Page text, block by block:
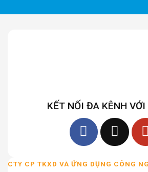
KẾT NỐI ĐA KÊNH VỚI
CTY CP TKXD VÀ ỨNG DỤNG CÔNG